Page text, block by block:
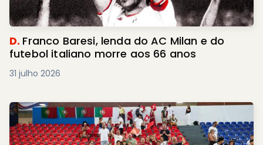
D. Franco Baresi, lenda do AC Milan e do
futebol italiano morre aos 66 anos
31 julho 2026